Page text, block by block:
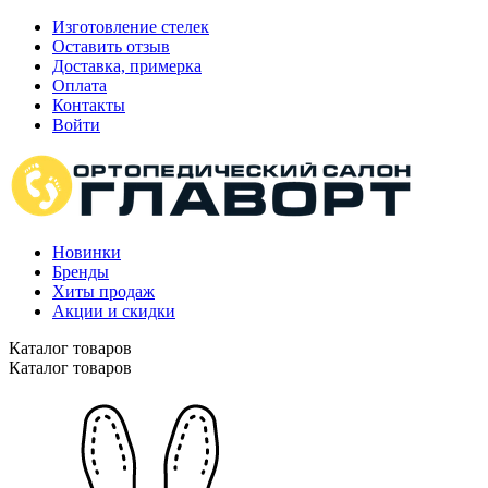
Изготовление стелек
Оставить отзыв
Доставка, примерка
Оплата
Контакты
Войти
Новинки
Бренды
Хиты продаж
Акции и скидки
Каталог товаров
Каталог товаров